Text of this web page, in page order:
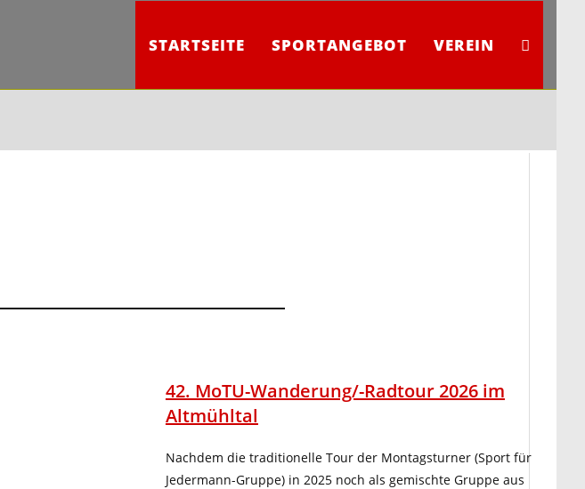
STARTSEITE SPORTANGEBOT VEREIN WEBSITE-
42. MoTU-Wanderung/-Radtour 2026 im
Altmühltal
Nachdem die traditionelle Tour der Montagsturner (Sport für
Jedermann-Gruppe) in 2025 noch als gemischte Gruppe aus